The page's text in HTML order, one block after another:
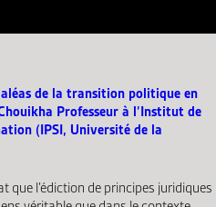
de la transition politique en
Professeur à l’Institut de
(IPSI, Université de la
l’édiction de principes juridiques